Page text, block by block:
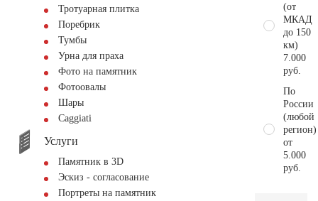
Тротуарная плитка
Поребрик
Тумбы
Урна для праха
Фото на памятник
Фотоовалы
Шары
Сaggiati
Услуги
Памятник в 3D
Эскиз - согласование
Портреты на памятник
(от
МКАД
до 150
км)
7.000
руб.
По
России
(любой
регион)
от
5.000
руб.